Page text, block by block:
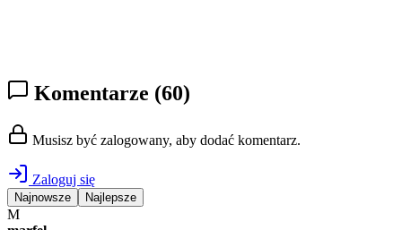
Komentarze (60)
Musisz być zalogowany, aby dodać komentarz.
Zaloguj się
Najnowsze Najlepsze
M